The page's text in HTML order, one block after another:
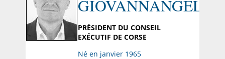
GIOVANNANGELI
PRÉSIDENT DU CONSEIL
EXÉCUTIF DE CORSE
Né en janvier 1965